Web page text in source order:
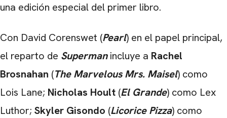
una edición especial del primer libro.
Con David Corenswet (Pearl) en el papel principal,
el reparto de Supermanincluye a Rachel
Brosnahan (The Marvelous Mrs. Maisel) como
Lois Lane; Nicholas Hoult (El Grande) como Lex
Luthor; Skyler Gisondo (Licorice Pizza) como